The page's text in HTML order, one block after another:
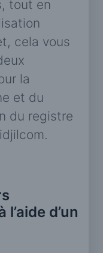
tout en
cela vous
la
et du
du registre
d’un